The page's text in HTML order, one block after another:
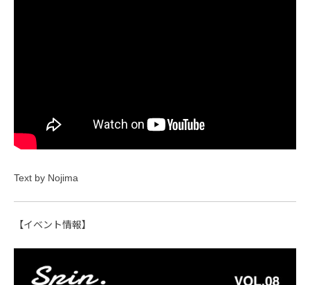
Text by Nojima
【イベント情報】